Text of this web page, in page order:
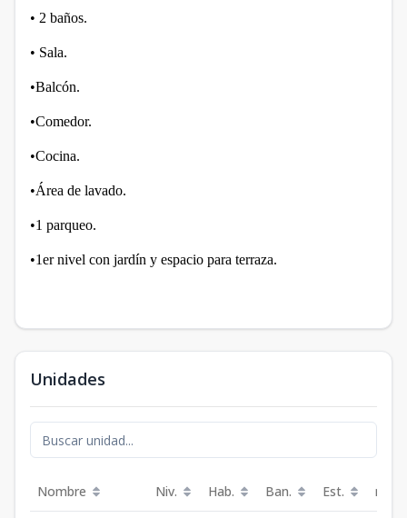
• 2 baños.
• Sala.
•Balcón.
•Comedor.
•Cocina.
•Área de lavado.
•1 parqueo.
•1er nivel con jardín y espacio para terraza.
Unidades
Nombre Niv. Hab. Ban. Est. m²